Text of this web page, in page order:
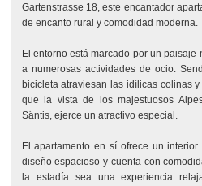
Gartenstrasse 18, este encantador
de encanto rural y comodidad moderna.
El entorno está marcado por un
a numerosas actividades de ocio.
bicicleta atraviesan las idílicas colinas
que la vista de los majestuosos
Säntis, ejerce un atractivo especial.
El apartamento en sí ofrece un
diseño espacioso y cuenta con
la estadía sea una experiencia